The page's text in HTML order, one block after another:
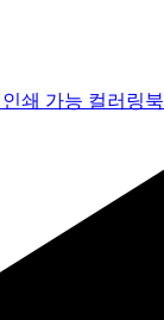
인쇄 가능 컬러링북